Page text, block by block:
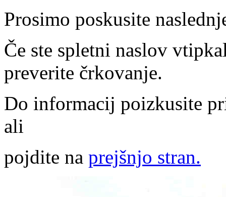
Prosimo poskusite
Če ste spletni naslov
preverite črkovanje.
Do informacij poizkusite
ali
pojdite na prejšnjo stran.